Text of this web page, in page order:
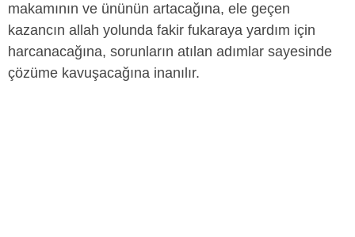
makamının ve ününün artacağına, ele geçen
kazancın allah yolunda fakir fukaraya yardım için
harcanacağına, sorunların atılan adımlar sayesinde
çözüme kavuşacağına inanılır.